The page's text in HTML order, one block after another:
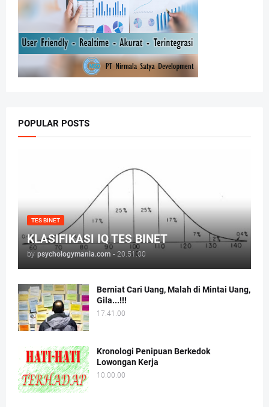
POPULAR POSTS
TES BINET
KLASIFIKASI IQ TES BINET
by psychologymania.com - 20.51.00
Berniat Cari Uang, Malah di Mintai Uang,
Gila...!!!
17.41.00
Kronologi Penipuan Berkedok
Lowongan Kerja
10.00.00